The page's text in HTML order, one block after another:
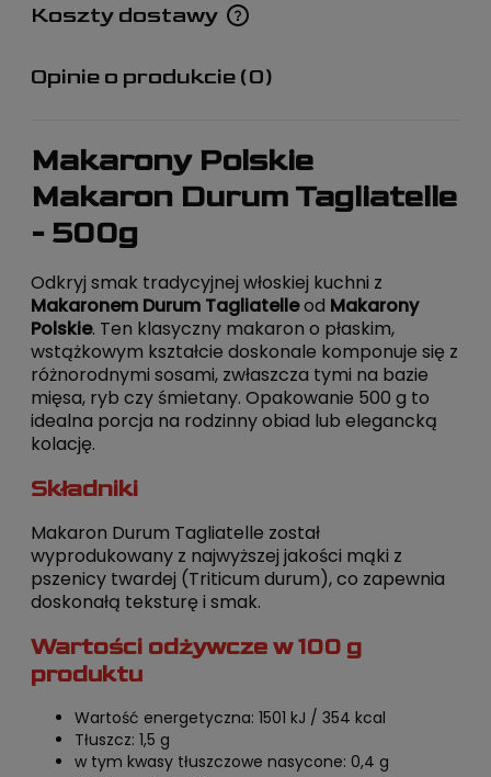
Koszty dostawy
Cena nie zawiera ewentualnych kosztów płatności
Opinie o produkcie (0)
Makarony Polskie
Makaron Durum Tagliatelle
- 500g
Odkryj smak tradycyjnej włoskiej kuchni z
Makaronem Durum Tagliatelleod Makarony
Polskie. Ten klasyczny makaron o płaskim,
wstążkowym kształcie doskonale komponuje się z
różnorodnymi sosami, zwłaszcza tymi na bazie
mięsa, ryb czy śmietany. Opakowanie 500 g to
idealna porcja na rodzinny obiad lub elegancką
kolację.
Składniki
Makaron Durum Tagliatelle został
wyprodukowany z najwyższej jakości mąki z
pszenicy twardej (Triticum durum), co zapewnia
doskonałą teksturę i smak.
Wartości odżywcze w 100 g
produktu
Wartość energetyczna: 1501 kJ / 354 kcal
Tłuszcz: 1,5 g
w tym kwasy tłuszczowe nasycone: 0,4 g